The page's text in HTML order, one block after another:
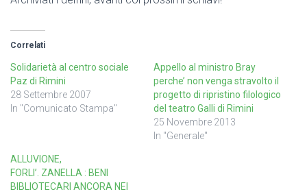
Correlati
Solidarietà al centro sociale
Paz di Rimini
28 Settembre 2007
In "Comunicato Stampa"
Appello al ministro Bray
perche’ non venga stravolto il
progetto di ripristino filologico
del teatro Galli di Rimini
25 Novembre 2013
In "Generale"
ALLUVIONE,
FORLI’. ZANELLA : BENI
BIBLIOTECARI ANCORA NEI